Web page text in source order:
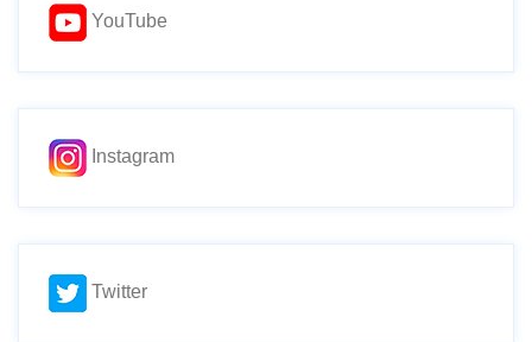
YouTube
Instagram
Twitter